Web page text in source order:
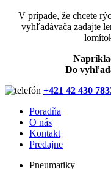
V prípade, že chcete
vyhľadávača zadajte
Do
+421 42 430
Poradňa
O nás
Kontakt
Predajne
Pneumatiky